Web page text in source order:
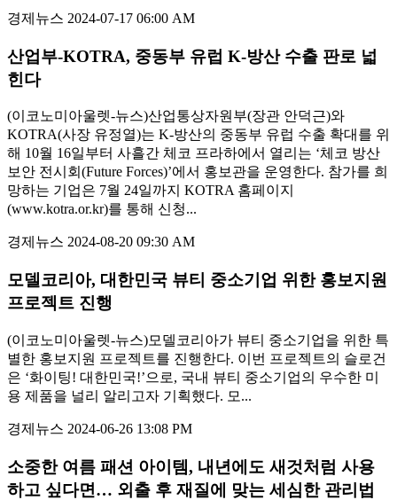
경제뉴스 2024-07-17 06:00 AM
산업부-KOTRA, 중동부 유럽 K-방산 수출 판로 넓
힌다
(이코노미아울렛-뉴스)산업통상자원부(장관 안덕근)와
KOTRA(사장 유정열)는 K-방산의 중동부 유럽 수출 확대를 위
해 10월 16일부터 사흘간 체코 프라하에서 열리는 ‘체코 방산
보안 전시회(Future Forces)’에서 홍보관을 운영한다. 참가를 희
망하는 기업은 7월 24일까지 KOTRA 홈페이지
(www.kotra.or.kr)를 통해 신청...
경제뉴스 2024-08-20 09:30 AM
모델코리아, 대한민국 뷰티 중소기업 위한 홍보지원
프로젝트 진행
(이코노미아울렛-뉴스)모델코리아가 뷰티 중소기업을 위한 특
별한 홍보지원 프로젝트를 진행한다. 이번 프로젝트의 슬로건
은 ‘화이팅! 대한민국!’으로, 국내 뷰티 중소기업의 우수한 미
용 제품을 널리 알리고자 기획했다. 모...
경제뉴스 2024-06-26 13:08 PM
소중한 여름 패션 아이템, 내년에도 새것처럼 사용
하고 싶다면… 외출 후 재질에 맞는 세심한 관리법